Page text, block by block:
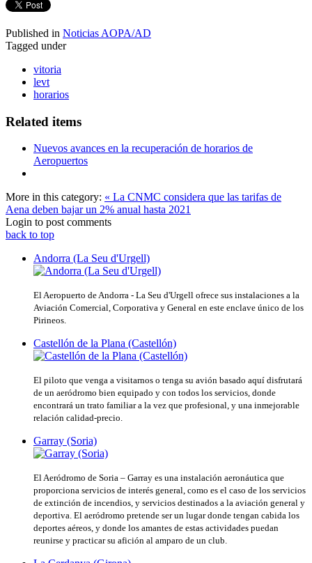
Published in Noticias AOPA/AD
Tagged under
vitoria
levt
horarios
Related items
Nuevos avances en la recuperación de horarios de
Aeropuertos
More in this category: « La CNMC considera que las tarifas de
Aena deben bajar un 2% anual hasta 2021
Login to post comments
back to top
Andorra (La Seu d'Urgell)
El Aeropuerto de Andorra - La Seu d'Urgell ofrece sus instalaciones a la
Aviación Comercial, Corporativa y General en este enclave único de los
Pirineos.
Castellón de la Plana (Castellón)
El piloto que venga a visitarnos o tenga su avión basado aquí disfrutará
de un aeródromo bien equipado y con todos los servicios, donde
encontrará un trato familiar a la vez que profesional, y una inmejorable
relación calidad-precio.
Garray (Soria)
El Aeródromo de Soria – Garray es una instalación aeronáutica que
proporciona servicios de interés general, como es el caso de los servicios
de extinción de incendios, y servicios destinados a la aviación general y
deportiva. El aeródromo pretende ser un lugar donde tengan cabida los
deportes aéreos, y donde los amantes de estas actividades puedan
reunirse y practicar su afición al amparo de un club.